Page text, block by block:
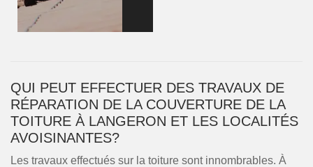
QUI PEUT EFFECTUER DES TRAVAUX DE
RÉPARATION DE LA COUVERTURE DE LA
TOITURE À LANGERON ET LES LOCALITÉS
AVOISINANTES?
Les travaux effectués sur la toiture sont innombrables. À